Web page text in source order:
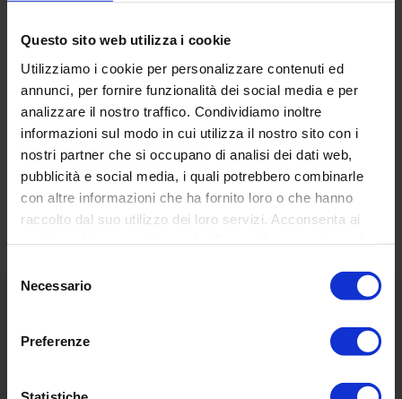
Questo sito web utilizza i cookie
Utilizziamo i cookie per personalizzare contenuti ed
annunci, per fornire funzionalità dei social media e per
analizzare il nostro traffico. Condividiamo inoltre
informazioni sul modo in cui utilizza il nostro sito con i
nostri partner che si occupano di analisi dei dati web,
pubblicità e social media, i quali potrebbero combinarle
con altre informazioni che ha fornito loro o che hanno
raccolto dal suo utilizzo dei loro servizi. Acconsenta ai
delNecessario
Preferenze
Base: stainless steel
Bulb: led
RECENSIONI DEI CLIENTI
Basata su 20 reviews Scrivi una recensione